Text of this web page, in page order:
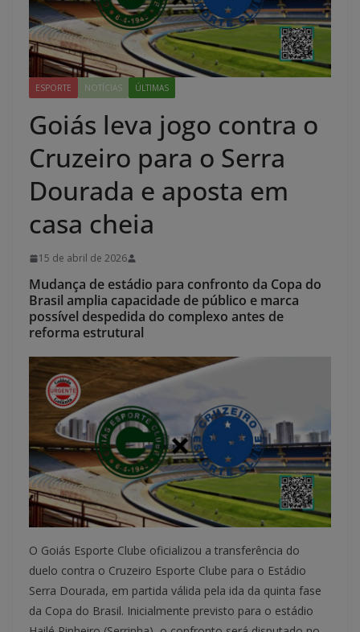
ESPORTE NOTÍCIAS ÚLTIMAS
Goiás leva jogo contra o
Cruzeiro para o Serra
Dourada e aposta em
casa cheia
15 de abril de 2026
Mudança de estádio para confronto da Copa do
Brasil amplia capacidade de público e marca
possível despedida do complexo antes de
reforma estrutural
O Goiás Esporte Clube oficializou a transferência do
duelo contra o Cruzeiro Esporte Clube para o Estádio
Serra Dourada, em partida válida pela ida da quinta fase
da Copa do Brasil. Inicialmente previsto para o estádio